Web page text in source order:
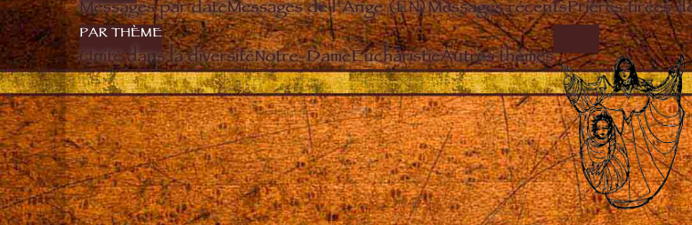
Messages par dateMessages de l’Ange (EN)Messages récentsPrières tirées
PAR THÈME
Unité dans la diversitéNotre-DameEucharistieAutres thèmes